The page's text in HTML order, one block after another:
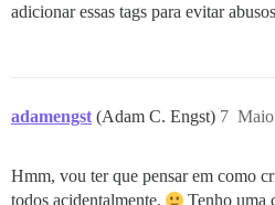
adicionar essas tags para evitar
adamengst (Adam C. Engst) 7
Hmm, vou ter que pensar em como
todos acidentalmente.
Tenho uma